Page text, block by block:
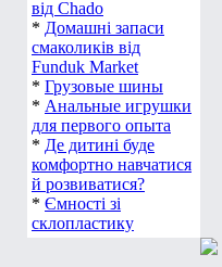
від Chado
* Домашні запаси
смаколиків від
Funduk Market
* Грузовые шины
* Анальные игрушки
для первого опыта
* Де дитині буде
комфортно навчатися
й розвиватися?
* Ємності зі
склопластику